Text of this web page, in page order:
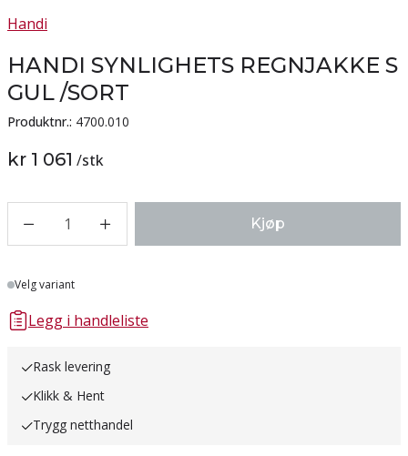
Handi
HANDI SYNLIGHETS REGNJAKKE S
GUL /SORT
Produktnr.: 4700.010
kr 1 061 /stk
1 Kjøp
Lager
Velg variant
Legg i handleliste
Rask levering
Klikk & Hent
Trygg netthandel